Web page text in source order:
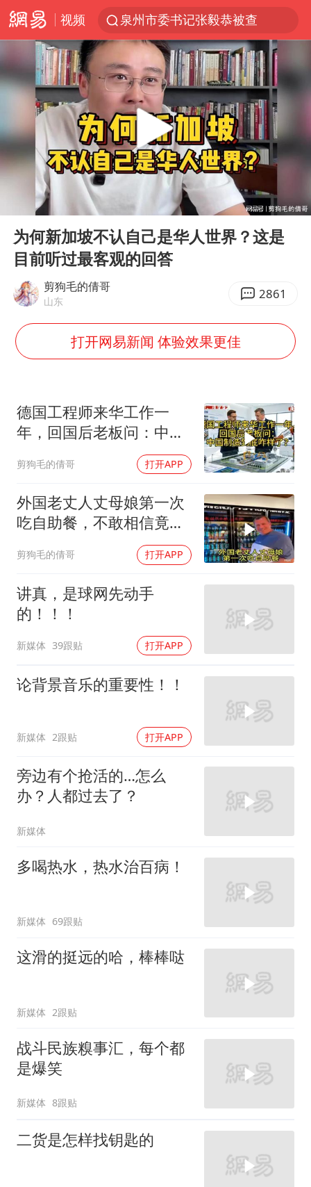
视频
泉州市委书记张毅恭被查
台风白海豚已进入24小时警戒线
全球首个长时储能一体化产业园量产
台风白海豚或吞并鲸鱼 登陆地点更新
名创优品回应女子吐槽内裤质量差
中国女篮70-67险胜尼日利亚女篮
U17国足点球大战淘汰河床晋级决赛
秋天的第一杯奶茶到底有多火
38岁演员求职万岁山NPC成功
胜宏科技：股票交易异常波动
夯实基础开新局
Play
00:00 04:35
为何新加坡不认自己是华人世界？这是
目前听过最客观的回答
剪狗毛的倩哥
山东 2861
打开网易新闻 体验效果更佳
德国工程师来华工作一
年，回国后老板问：中国
剪狗毛的倩哥 打开APP
外国老丈人丈母娘第一次
吃自助餐，不敢相信竟然
剪狗毛的倩哥 打开APP
讲真，是球网先动手
的！！！
新媒体 39跟贴 打开APP
论背景音乐的重要性！！
新媒体 2跟贴 打开APP
旁边有个抢活的…怎么
办？人都过去了？
新媒体
多喝热水，热水治百病！
新媒体 69跟贴
这滑的挺远的哈，棒棒哒
新媒体 2跟贴
战斗民族糗事汇，每个都
是爆笑
新媒体 8跟贴
二货是怎样找钥匙的